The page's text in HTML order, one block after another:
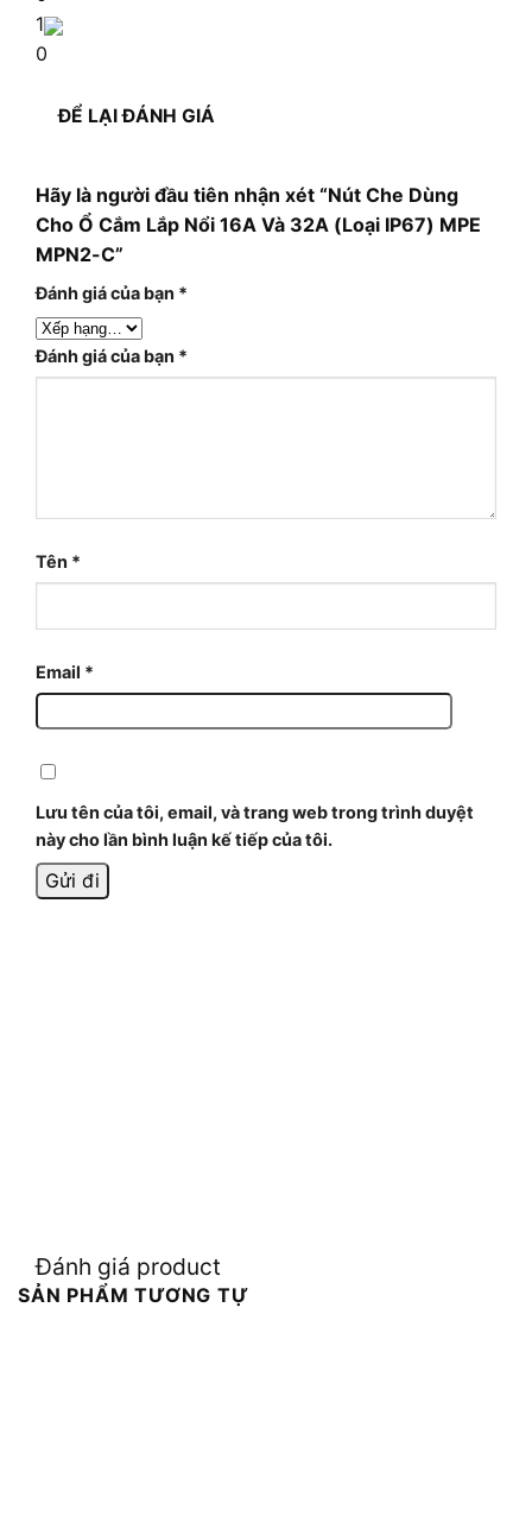
1
0
ĐỂ LẠI ĐÁNH GIÁ
Hãy là người đầu tiên nhận xét “Nút Che Dùng
Cho Ổ Cắm Lắp Nổi 16A Và 32A (Loại IP67) MPE
MPN2-C”
Đánh giá của bạn *
Đánh giá của bạn *
Tên *
Email *
Lưu tên của tôi, email, và trang web trong trình duyệt
này cho lần bình luận kế tiếp của tôi.
Đánh giá product
SẢN PHẨM TƯƠNG TỰ